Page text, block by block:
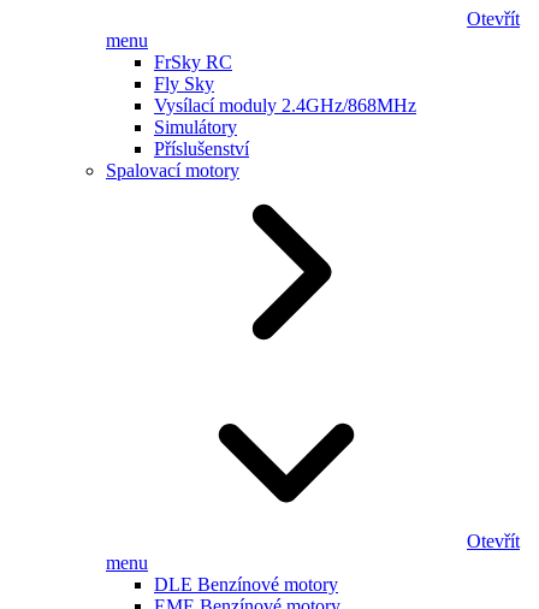
Otevřít
menu
FrSky RC
Fly Sky
Vysílací moduly 2.4GHz/868MHz
Simulátory
Příslušenství
Spalovací motory
Otevřít
menu
DLE Benzínové motory